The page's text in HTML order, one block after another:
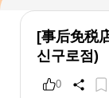
[事后免税
신구로점)
0